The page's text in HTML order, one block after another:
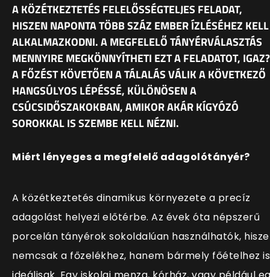
A KÖZÉTKEZTETÉS FELELŐSSÉGTELJES FELADAT,
HISZEN NAPONTA TÖBB SZÁZ EMBER ÍZLÉSÉHEZ KELL
ALKALMAZKODNI. A MEGFELELŐ TÁNYÉRVÁLASZTÁS
MENNYIRE MEGKÖNNYÍTHETI EZT A FELADATOT, IGAZ?
A FŐZÉST KÖVETŐEN A TÁLALÁS VÁLIK A KÖVETKEZŐ
HANGSÚLYOS LÉPÉSSÉ, KÜLÖNÖSEN A
CSÚCSIDŐSZAKOKBAN, AMIKOR AKÁR KÍGYÓZÓ
SOROKKAL IS SZEMBE KELL NÉZNI.
Miért lényeges a megfelelő adagolótányér?
A közétkeztetés dinamikus környezete a precíz
adagolást helyezi előtérbe. Az évek óta népszerű
porcelán tányérok sokoldalúan használhatók,
nemcsak a főzelékhez, hanem bármely főételhez is